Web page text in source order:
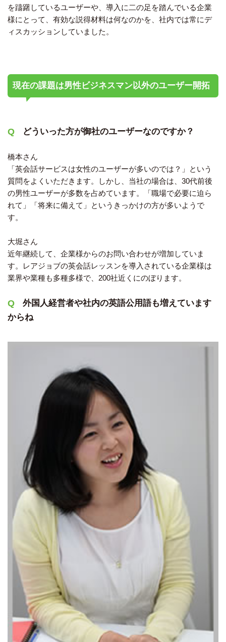
を躊躇しているユーザーや、導入に二の足を踏んでいる企業
様にとって、有効な説得材料は何なのかを、社内では常にデ
ィスカッションしていました。
現在の課題は男性ビジネスマン以外のユーザー開拓
どういった方が御社のユーザーなのですか？
橋本さん
「英会話サービスは女性のユーザーが多いのでは？」という
質問をよくいただきます。しかし、当社の場合は、30代前後
の男性ユーザーが多数を占めています。「職場で必要に迫ら
れて」「将来に備えて」というきっかけの方が多いようで
す。
大堀さん
近年継続して、企業様からのお問い合わせが増加していま
す。レアジョブの英会話レッスンを導入されている企業様は
業界や業種も多種多様で、200社近くにのぼります。
外国人経営者や社内の英語公用語も増えています
からね